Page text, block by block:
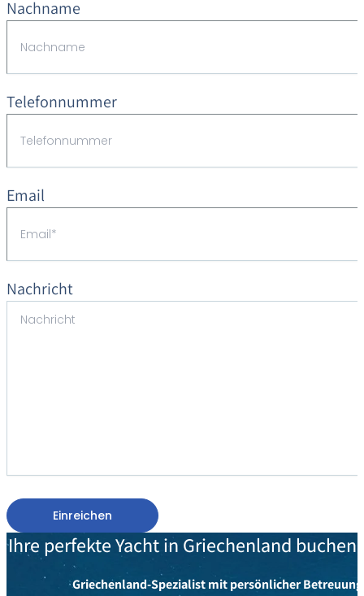
Nachname
Telefonnummer
Email
Nachricht
Einreichen
Ihre perfekte Yacht in Griechenland buchen
Griechenland-Spezialist mit persönlicher Betreuung